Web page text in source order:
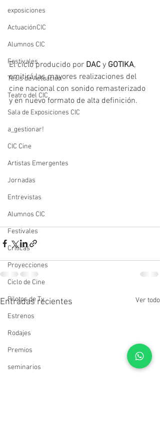
exposiciones
ActuaciónCIC
Alumnos CIC
Festivales
Tesis de Actuación
Teatro del CIC
Sala de Exposiciones CIC
a_gestionar!
CIC Cine
Artistas Emergentes
Jornadas
Entrevistas
Alumnos CIC
Festivales
Críticas
Proyecciones
Ciclo de Cine
Pilotos de Tv
Estrenos
Rodajes
Premios
seminarios
El ciclo producido por DAC y GOTIKA,
emitirá las mayores realizaciones del
cine nacional con sonido remasterizado
y en nuevo formato de alta definición.
Entradas recientes Ver todo